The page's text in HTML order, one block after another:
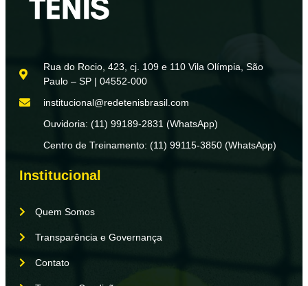
Rua do Rocio, 423, cj. 109 e 110 Vila Olímpia, São
Paulo – SP | 04552-000
institucional@redetenisbrasil.com
Ouvidoria: (11) 99189-2831 (WhatsApp)
Centro de Treinamento: (11) 99115-3850 (WhatsApp)
Institucional
Quem Somos
Transparência e Governança
Contato